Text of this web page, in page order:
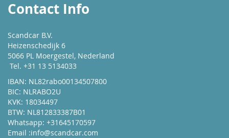
Contact Info
Scandcar B.V.
Heizenschedijk 6
5066 PL Moergestel, Nederland
Tel. +31 13 5134033
IBAN: NL82rabo00134507800
BIC: NLRABO2U
KVK: 18034497
BTW: NL812833387B01
Whatsapp: +31645170597
Email :info@scandcar.com